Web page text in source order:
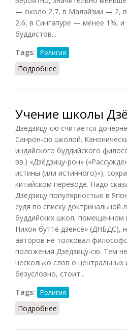
— около 2,7, в Малайзии — 2,
2,6, в Сингапуре — менее 1%,
буддистов...
Tags:
Религия
Подробнее
Учение школы
Дзёдзицу-сю считается
Санрон-сю школой.
индийского буддийского
вв.) «Дзёдзицу-рон»
истины (или истинного)»),
китайском переводе. Надо
Дзёдзицу популярностью в
судя по списку доктринальной
буддийских школ, помещенном
Нихон буттё дзенсё» (ДНБДС),
авторов не толковал
положения Дзёдзицу-сю. Тем
несколько слов о центральных
безусловно, стоит...
Tags:
Религия
Подробнее